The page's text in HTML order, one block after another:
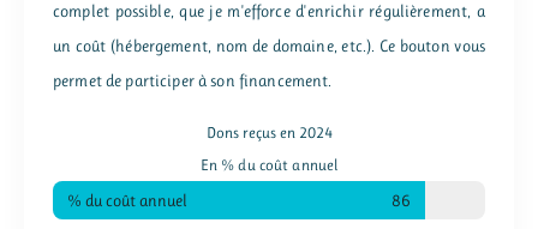
complet possible, que je m'efforce d'enrichir régulièrement, a
un coût (hébergement, nom de domaine, etc.). Ce bouton vous
permet de participer à son financement.
Dons reçus en 2024
En % du coût annuel
% du coût annuel 86